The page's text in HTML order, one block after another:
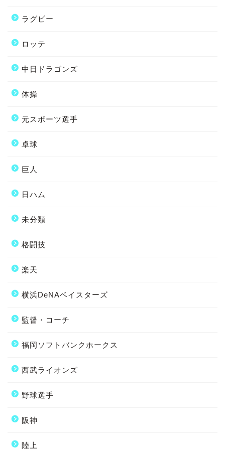
ラグビー
ロッテ
中日ドラゴンズ
体操
元スポーツ選手
卓球
巨人
日ハム
未分類
格闘技
楽天
横浜DeNAベイスターズ
監督・コーチ
福岡ソフトバンクホークス
西武ライオンズ
野球選手
阪神
陸上